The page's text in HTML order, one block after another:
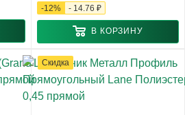
-12% - 14.76 ₽
В КОРЗИНУ
Скидка